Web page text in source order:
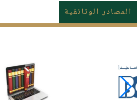
المصادر الوثائقية